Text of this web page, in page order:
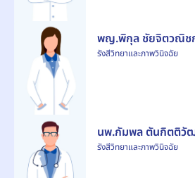
พญ.พิกุล ชัยจิตวณิช
รังสีวิทยาและภาพวินิจฉัย
นพ.กัมพล ตันกิตติวั
รังสีวิทยาและภาพวินิจฉัย